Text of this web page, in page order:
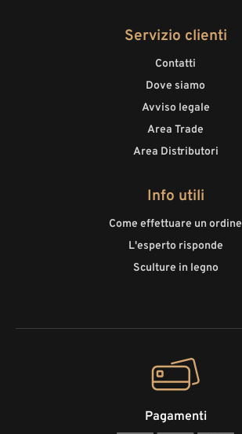
Servizio clienti
Contatti
Dove siamo
Avviso legale
Area Trade
Area Distributori
Info utili
Come effettuare un ordine
L'esperto risponde
Sculture in legno
Pagamenti